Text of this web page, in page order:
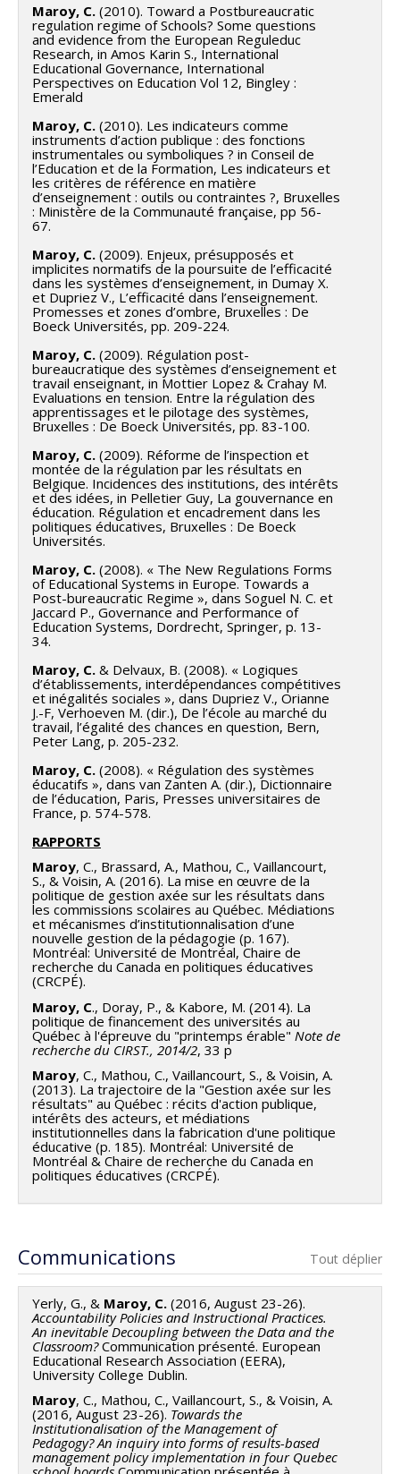
Maroy, C. (2010). Toward a Postbureaucratic
regulation regime of Schools? Some questions
and evidence from the European Reguleduc
Research, in Amos Karin S., International
Educational Governance, International
Perspectives on Education Vol 12, Bingley :
Emerald
Maroy, C. (2010). Les indicateurs comme
instruments d’action publique : des fonctions
instrumentales ou symboliques ? in Conseil de
l’Education et de la Formation, Les indicateurs et
les critères de référence en matière
d’enseignement : outils ou contraintes ?, Bruxelles
: Ministère de la Communauté française, pp 56-
67.
Maroy, C. (2009). Enjeux, présupposés et
implicites normatifs de la poursuite de l’efficacité
dans les systèmes d’enseignement, in Dumay X.
et Dupriez V., L’efficacité dans l’enseignement.
Promesses et zones d’ombre, Bruxelles : De
Boeck Universités, pp. 209-224.
Maroy, C. (2009). Régulation post-
bureaucratique des systèmes d’enseignement et
travail enseignant, in Mottier Lopez & Crahay M.
Evaluations en tension. Entre la régulation des
apprentissages et le pilotage des systèmes,
Bruxelles : De Boeck Universités, pp. 83-100.
Maroy, C. (2009). Réforme de l’inspection et
montée de la régulation par les résultats en
Belgique. Incidences des institutions, des intérêts
et des idées, in Pelletier Guy, La gouvernance en
éducation. Régulation et encadrement dans les
politiques éducatives, Bruxelles : De Boeck
Universités.
Maroy, C. (2008). « The New Regulations Forms
of Educational Systems in Europe. Towards a
Post-bureaucratic Regime », dans Soguel N. C. et
Jaccard P., Governance and Performance of
Education Systems, Dordrecht, Springer, p. 13-
34.
Maroy, C. & Delvaux, B. (2008). « Logiques
d’établissements, interdépendances compétitives
et inégalités sociales », dans Dupriez V., Orianne
J.-F, Verhoeven M. (dir.), De l’école au marché du
travail, l’égalité des chances en question, Bern,
Peter Lang, p. 205-232.
Maroy, C. (2008). « Régulation des systèmes
éducatifs », dans van Zanten A. (dir.), Dictionnaire
de l’éducation, Paris, Presses universitaires de
France, p. 574-578.
RAPPORTS
Maroy, C., Brassard, A., Mathou, C., Vaillancourt,
S., & Voisin, A. (2016). La mise en œuvre de la
politique de gestion axée sur les résultats dans
les commissions scolaires au Québec. Médiations
et mécanismes d’institutionnalisation d’une
nouvelle gestion de la pédagogie (p. 167).
Montréal: Université de Montréal, Chaire de
recherche du Canada en politiques éducatives
(CRCPÉ).
Maroy, C., Doray, P., & Kabore, M. (2014). La
politique de financement des universités au
Québec à l'épreuve du "printemps érable" Note de
recherche du CIRST., 2014/2, 33 p
Maroy, C., Mathou, C., Vaillancourt, S., & Voisin, A.
(2013). La trajectoire de la "Gestion axée sur les
résultats" au Québec : récits d'action publique,
intérêts des acteurs, et médiations
institutionnelles dans la fabrication d'une politique
éducative (p. 185). Montréal: Université de
Montréal & Chaire de recherche du Canada en
politiques éducatives (CRCPÉ).
Communications Tout déplier
Yerly, G., & Maroy, C. (2016, August 23-26).
Accountability Policies and Instructional Practices.
An inevitable Decoupling between the Data and the
Classroom?Communication présenté. European
Educational Research Association (EERA),
University College Dublin.
Maroy, C., Mathou, C., Vaillancourt, S., & Voisin, A.
(2016, August 23-26). Towards the
Institutionalisation of the Management of
Pedagogy? An inquiry into forms of results-based
management policy implementation in four Quebec